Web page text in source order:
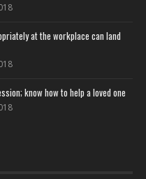
at the workplace can land
know how to help a loved one